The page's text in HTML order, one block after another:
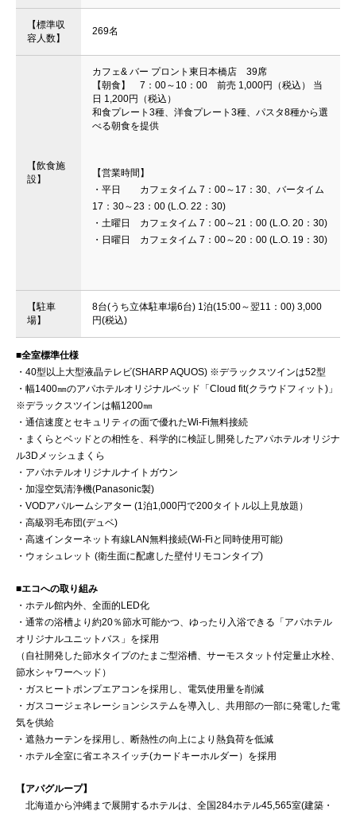
【標準収
容人数】
269名
【飲食施
設】
カフェ& バー プロント東日本橋店 39席
【朝食】 7：00～10：00 前売 1,000円（税込） 当
日 1,200円（税込）
和食プレート3種、洋食プレート3種、パスタ8種から選
べる朝食を提供
【営業時間】
・平日 カフェタイム 7：00～17：30、バータイム
17：30～23：00 (L.O. 22：30)
・土曜日 カフェタイム 7：00～21：00 (L.O. 20：30)
・日曜日 カフェタイム 7：00～20：00 (L.O. 19：30)
【駐車
場】
8台(うち立体駐車場6台) 1泊(15:00～翌11：00) 3,000
円(税込)
■全室標準仕様
・40型以上大型液晶テレビ(SHARP AQUOS) ※デラックスツインは52型
・幅1400㎜のアパホテルオリジナルベッド「Cloud fit(クラウドフィット)」
※デラックスツインは幅1200㎜
・通信速度とセキュリティの面で優れたWi-Fi無料接続
・まくらとベッドとの相性を、科学的に検証し開発したアパホテルオリジナ
ル3Dメッシュまくら
・アパホテルオリジナルナイトガウン
・加湿空気清浄機(Panasonic製)
・VODアパルームシアター (1泊1,000円で200タイトル以上見放題）
・高級羽毛布団(デュベ)
・高速インターネット有線LAN無料接続(Wi-Fiと同時使用可能)
・ウォシュレット (衛生面に配慮した壁付リモコンタイプ)
■エコへの取り組み
・ホテル館内外、全面的LED化
・通常の浴槽より約20％節水可能かつ、ゆったり入浴できる「アパホテル
オリジナルユニットバス」を採用
（自社開発した節水タイプのたまご型浴槽、サーモスタット付定量止水栓、
節水シャワーヘッド）
・ガスヒートポンプエアコンを採用し、電気使用量を削減
・ガスコージェネレーションシステムを導入し、共用部の一部に発電した電
気を供給
・遮熱カーテンを採用し、断熱性の向上により熱負荷を低減
・ホテル全室に省エネスイッチ(カードキーホルダー）を採用
【アパグループ】
北海道から沖縄まで展開するホテルは、全国284ホテル45,565室(建築・